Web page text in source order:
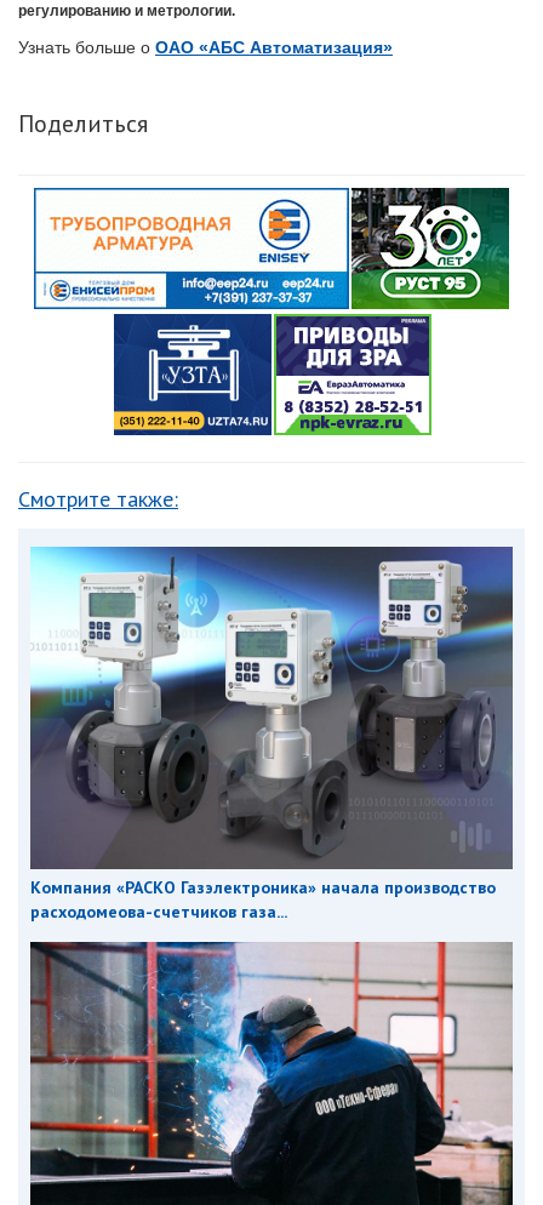
регулированию и метрологии.
Узнать больше о ОАО «АБС Автоматизация»
Поделиться
Смотрите также:
Компания «РАСКО Газэлектроника» начала производство
расходомеова-счетчиков газа...